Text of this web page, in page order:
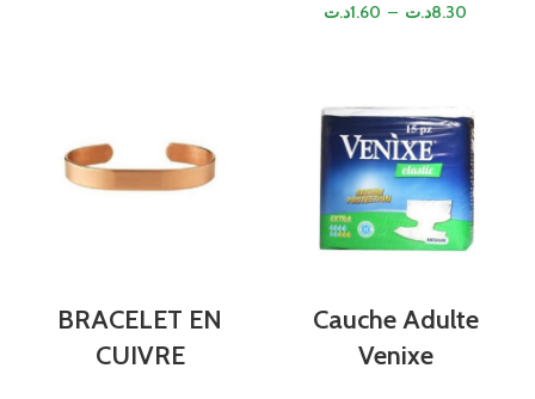
1.60د.ت – 8.30د.ت
BRACELET EN
CUIVRE
Cauche Adulte
Venixe